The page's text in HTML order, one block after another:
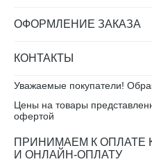
ОФОРМЛЕНИЕ ЗАКАЗА
КОНТАКТЫ
Уважаемые покупатели!
Цены на товары
офертой
ПРИНИМАЕМ К ОПЛАТЕ
И ОНЛАЙН-ОПЛАТУ